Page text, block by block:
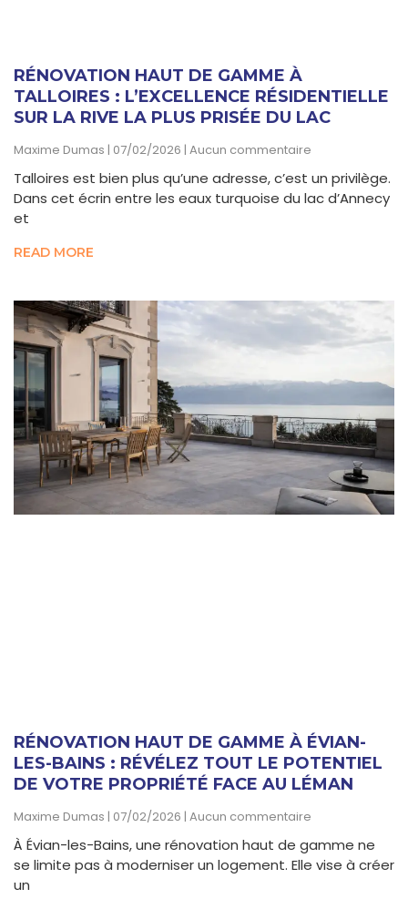
RÉNOVATION HAUT DE GAMME À
TALLOIRES : L’EXCELLENCE RÉSIDENTIELLE
SUR LA RIVE LA PLUS PRISÉE DU LAC
Maxime Dumas 07/02/2026 Aucun commentaire
Talloires est bien plus qu’une adresse, c’est un privilège.
Dans cet écrin entre les eaux turquoise du lac d’Annecy
et
READ MORE
RÉNOVATION HAUT DE GAMME À ÉVIAN-
LES-BAINS : RÉVÉLEZ TOUT LE POTENTIEL
DE VOTRE PROPRIÉTÉ FACE AU LÉMAN
Maxime Dumas 07/02/2026 Aucun commentaire
À Évian-les-Bains, une rénovation haut de gamme ne
se limite pas à moderniser un logement. Elle vise à créer
un